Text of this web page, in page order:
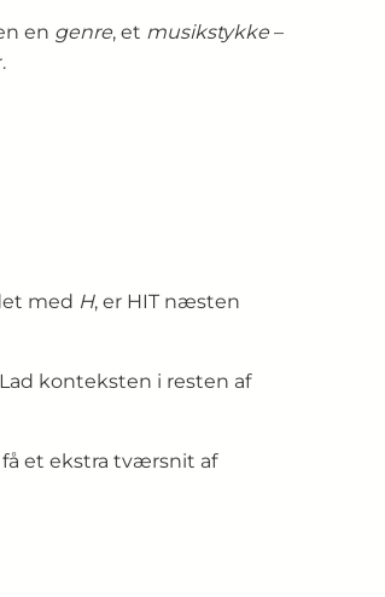
en genre, et musikstykke –
med H, er HIT næsten
konteksten i resten af
et ekstra tværsnit af